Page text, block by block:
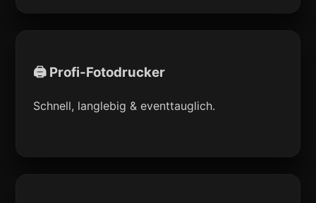
🖨 Profi-Fotodrucker
Schnell, langlebig & eventtauglich.